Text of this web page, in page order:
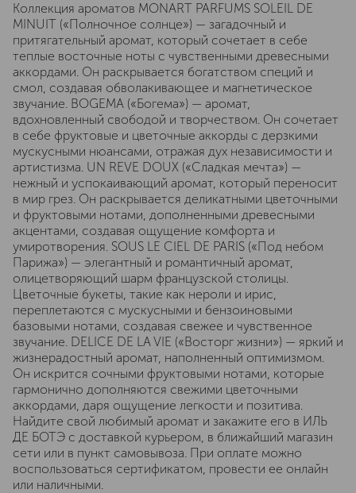
Коллекция ароматов MONART PARFUMS SOLEIL DE
MINUIT («Полночное солнце») — загадочный и
притягательный аромат, который сочетает в себе
теплые восточные ноты с чувственными древесными
аккордами. Он раскрывается богатством специй и
смол, создавая обволакивающее и магнетическое
звучание. BOGEMA («Богема») — аромат,
вдохновленный свободой и творчеством. Он сочетает
в себе фруктовые и цветочные аккорды с дерзкими
мускусными нюансами, отражая дух независимости и
артистизма. UN REVE DOUX («Сладкая мечта») —
нежный и успокаивающий аромат, который переносит
в мир грез. Он раскрывается деликатными цветочными
и фруктовыми нотами, дополненными древесными
акцентами, создавая ощущение комфорта и
умиротворения. SOUS LE CIEL DE PARIS («Под небом
Парижа») — элегантный и романтичный аромат,
олицетворяющий шарм французской столицы.
Цветочные букеты, такие как нероли и ирис,
переплетаются с мускусными и бензоиновыми
базовыми нотами, создавая свежее и чувственное
звучание. DELICE DE LA VIE («Восторг жизни») — яркий и
жизнерадостный аромат, наполненный оптимизмом.
Он искрится сочными фруктовыми нотами, которые
гармонично дополняются свежими цветочными
аккордами, даря ощущение легкости и позитива.
Найдите свой любимый аромат и закажите его в ИЛЬ
ДЕ БОТЭ с доставкой курьером, в ближайший магазин
сети или в пункт самовывоза. При оплате можно
воспользоваться сертификатом, провести ее онлайн
или наличными.